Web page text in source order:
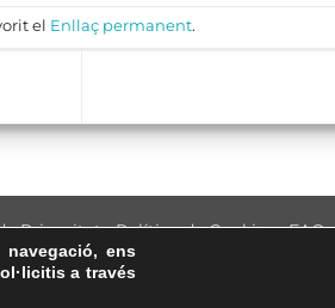
el Enllaç permanent.
Privacitat·Política de Cookies·FAQs
NACIONAL CATALANA
ens
a través